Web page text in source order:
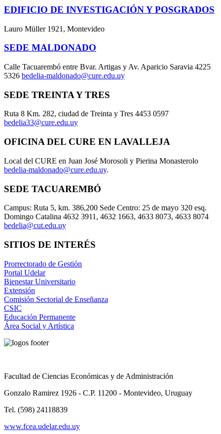
EDIFICIO DE INVESTIGACIÓN Y POSGRADOS
Lauro Müller 1921, Montevideo
SEDE MALDONADO
Calle Tacuarembó entre Bvar. Artigas y Av. Aparicio Saravia 4225
5326 bedelia-maldonado@cure.edu.uy
SEDE TREINTA Y TRES
Ruta 8 Km. 282, ciudad de Treinta y Tres 4453 0597
bedelia33@cure.edu.uy
OFICINA DEL CURE EN LAVALLEJA
Local del CURE en Juan José Morosoli y Pierina Monasterolo
bedelia-maldonado@cure.edu.uy.
SEDE TACUAREMBÓ
Campus: Ruta 5, km. 386,200 Sede Centro: 25 de mayo 320 esq.
Domingo Catalina 4632 3911, 4632 1663, 4633 8073, 4633 8074
bedelia@cut.edu.uy
SITIOS DE INTERÉS
Prorrectorado de Gestión
Portal Udelar
Bienestar Universitario
Extensión
Comisión Sectorial de Enseñanza
CSIC
Educación Permanente
Área Social y Artística
Facultad de Ciencias Económicas y de Administración
Gonzalo Ramirez 1926 - C.P. 11200 - Montevideo, Uruguay
Tel. (598) 24118839
www.fcea.udelar.edu.uy